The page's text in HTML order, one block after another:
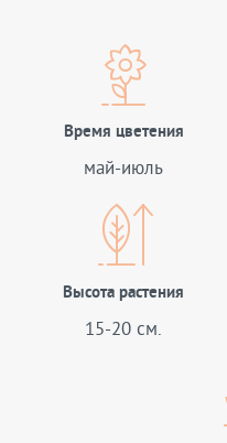
Время цветения
май-июль
Высота растения
15-20 см.